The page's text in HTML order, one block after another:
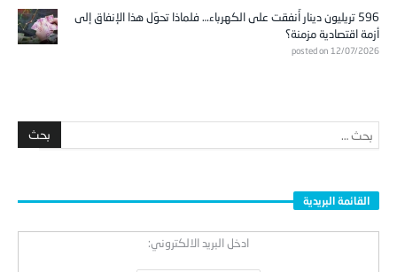
596 تريليون دينار أُنفقت على الكهرباء… فلماذا تحوّل هذا الإنفاق إلى
أزمة اقتصادية مزمنة؟
posted on 12/07/2026
القائمة البريدية
ادخل البريد الالكتروني: